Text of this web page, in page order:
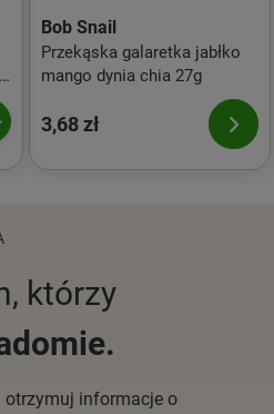
Bob Snail
Przekąska galaretka jabłko
mango dynia chia 27g
3,68 zł
którzy
otrzymuj informacje o